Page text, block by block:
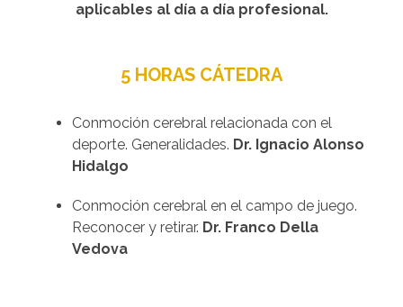
aplicables al día a día profesional.
5 HORAS CÁTEDRA
Conmoción cerebral relacionada con el
deporte. Generalidades. Dr. Ignacio Alonso
Hidalgo
Conmoción cerebral en el campo de juego.
Reconocer y retirar. Dr. Franco Della
Vedova